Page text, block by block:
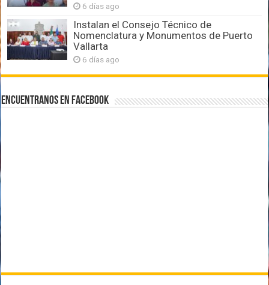
6 días ago
Instalan el Consejo Técnico de
Nomenclatura y Monumentos de Puerto
Vallarta
6 días ago
Encuentranos en Facebook